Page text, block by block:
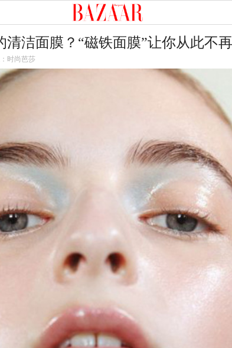
清洁面膜？“磁铁面膜”让你从此不
时尚芭莎